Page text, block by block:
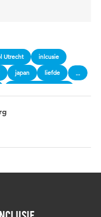
Utrecht inlcusie
japan liefde ...